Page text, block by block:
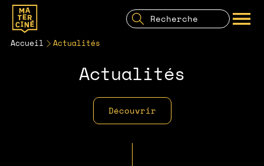
Recherche
pour:
Recherche
Actualités
Découvrir
Accueil Actualités